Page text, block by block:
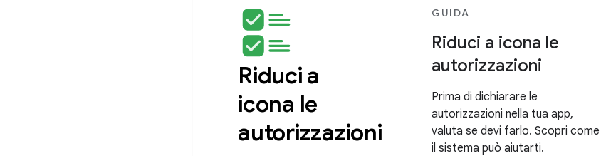
Riduci a
icona le
autorizzazioni
GUIDA
Riduci a icona le
autorizzazioni
Prima di dichiarare le
autorizzazioni nella tua app,
valuta se devi farlo. Scopri come
il sistema può aiutarti.